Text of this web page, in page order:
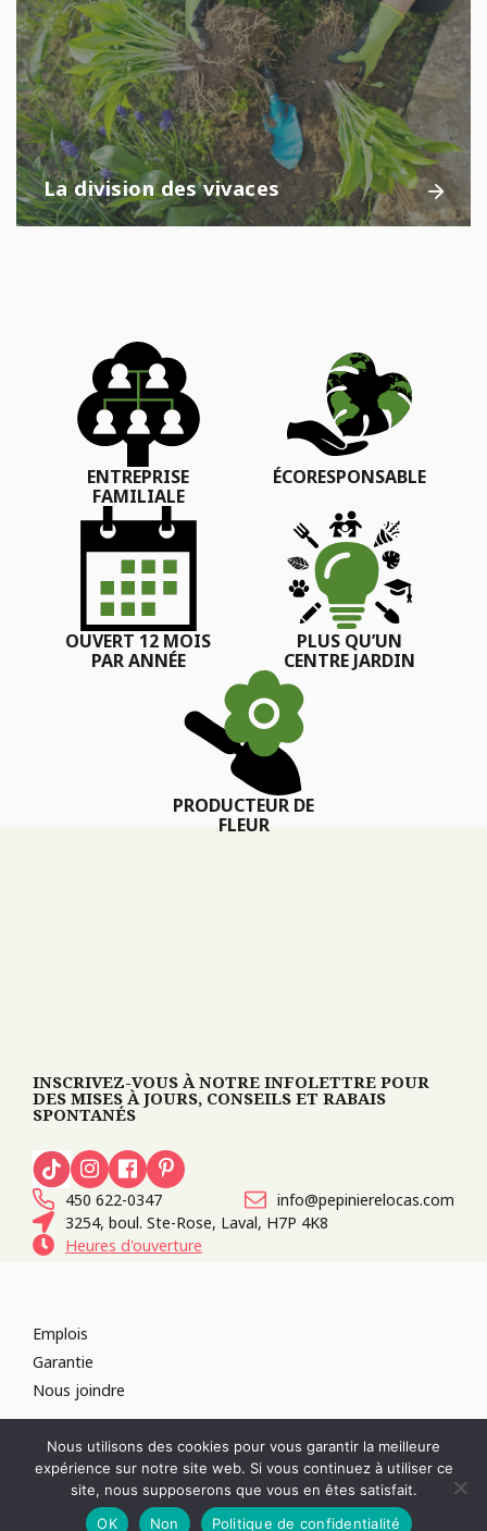
La division des vivaces
ENTREPRISE
FAMILIALE
ÉCORESPONSABLE
OUVERT 12 MOIS
PAR ANNÉE
PLUS QU’UN
CENTRE JARDIN
PRODUCTEUR DE
FLEUR
INSCRIVEZ-VOUS À NOTRE INFOLETTRE POUR
DES MISES À JOURS, CONSEILS ET RABAIS
SPONTANÉS
450 622-0347
info@pepinierelocas.com
3254, boul. Ste-Rose, Laval, H7P 4K8
Heures d'ouverture
Emplois
Garantie
Nous joindre
SITES WEB :PAR DESIGN, AGENCE WEB
RÉVOQUER LE CONSENTEMENT
POLITIQUE DE CONFIDENTIALITÉ
Nous utilisons des cookies pour vous garantir la meilleure
expérience sur notre site web. Si vous continuez à utiliser ce
site, nous supposerons que vous en êtes satisfait.
OK
Non Politique de confidentialité